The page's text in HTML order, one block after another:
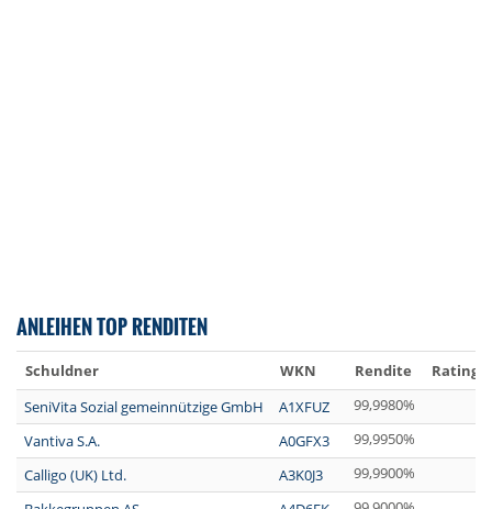
ANLEIHEN TOP RENDITEN
Schuldner WKN Rendite
Rating
SeniVita Sozial gemeinnützige GmbH
A1XFUZ
99,9980%
Vantiva S.A.
A0GFX3
99,9950%
Calligo (UK) Ltd.
A3K0J3
99,9900%